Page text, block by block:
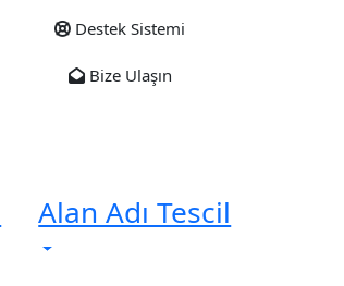
Destek Sistemi
Bize Ulaşın
Alan Adı Tescil